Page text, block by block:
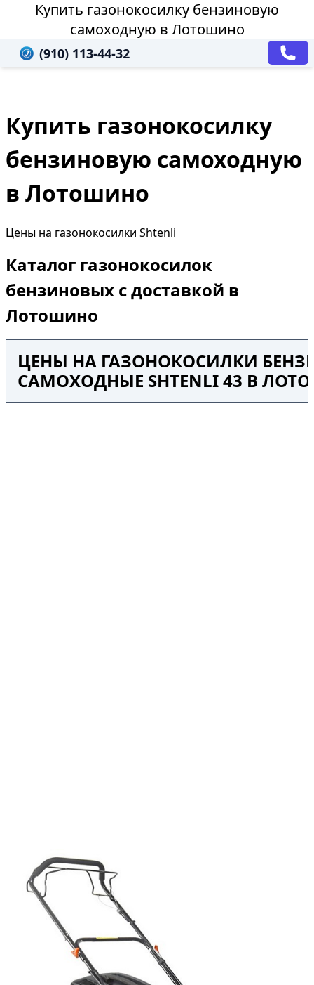
Купить газонокосилку бензиновую
самоходную в Лотошино
(910) 113-44-32
Купить газонокосилку
бензиновую самоходную
в Лотошино
Цены на газонокосилки Shtenli
Каталог газонокосилок
бензиновых с доставкой в
Лотошино
ЦЕНЫ НА ГАЗОНОКОСИЛКИ
САМОХОДНЫЕ SHTENLI 43 В